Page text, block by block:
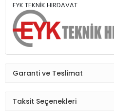
EYK TEKNİK HIRDAVAT
Garanti ve Teslimat
Taksit Seçenekleri